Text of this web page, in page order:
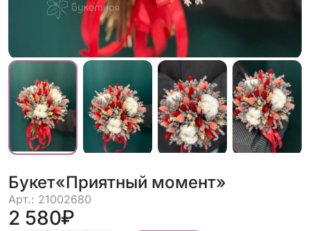
Букет«Приятный момент»
Арт.: 21002680
2 580